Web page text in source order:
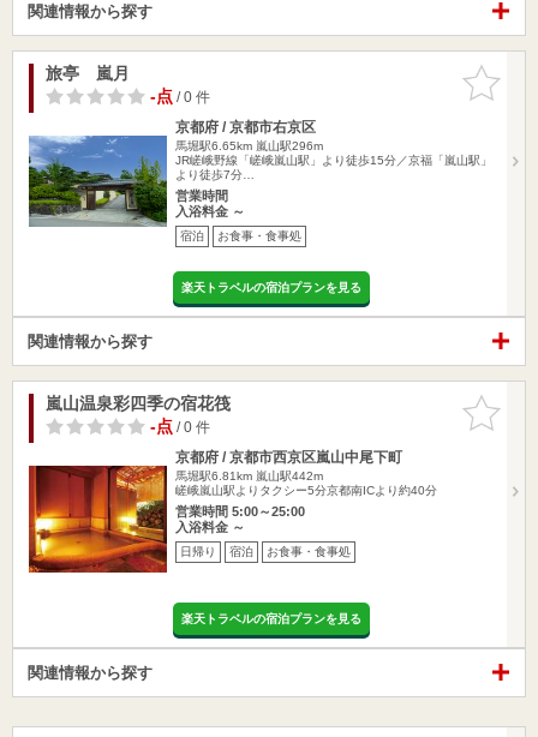
関連情報から探す
お気に入
りに追加
旅亭 嵐月
-点/ 0 件
京都府 / 京都市右京区
馬堀駅6.65km 嵐山駅296m
JR嵯峨野線「嵯峨嵐山駅」より徒歩15分／京福「嵐山駅」
より徒歩7分…
営業時間
入浴料金 ～
宿泊 お食事・食事処
楽天トラベルの宿泊プランを見る
関連情報から探す
お気に入
りに追加
嵐山温泉彩四季の宿花筏
-点/ 0 件
京都府 / 京都市西京区嵐山中尾下町
馬堀駅6.81km 嵐山駅442m
嵯峨嵐山駅よりタクシー5分京都南ICより約40分
営業時間 5:00～25:00
入浴料金 ～
日帰り 宿泊 お食事・食事処
楽天トラベルの宿泊プランを見る
関連情報から探す